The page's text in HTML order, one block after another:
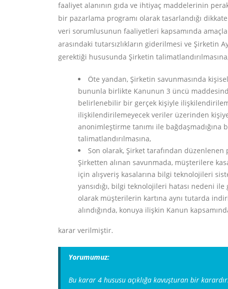
faaliyet alanının gıda ve ihtiyaç maddelerinin
bir pazarlama programı olarak tasarlandığı
veri sorumlusunun faaliyetleri kapsamında amaçla
arasındaki tutarsızlıkların giderilmesi ve
gerektiği hususunda Şirketin
Öte yandan, Şirketin savunmasında
bununla birlikte Kanunun 3 üncü
belirlenebilir bir gerçek kişiyle
ilişkilendirilemeyecek veriler üzerinden
anonimleştirme tanımı ile
talimatlandırılmasına,
Son olarak, Şirket tarafından düzenlenen
Şirketten alınan savunmada, müşterilere
için alışveriş kasalarına bilgi teknolojileri
yansıdığı, bilgi teknolojileri hatası nedeni
olarak müşterilerin kartına aynı tutarda
alındığında, konuya ilişkin Kanun
karar verilmiştir.
Yorumumuz:
Bu karar 4 hususu açıklığa kavuşturan bir karardır.